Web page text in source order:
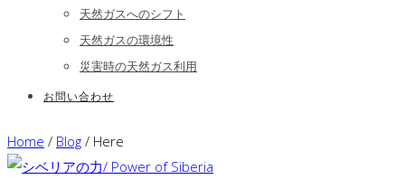
天然ガスへのシフト
天然ガスの環境性
災害時の天然ガス利用
お問い合わせ
Home / Blog / Here